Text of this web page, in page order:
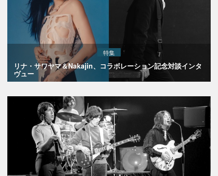
特集
リナ・サワヤマ＆Nakajin、コラボレーション記念対談インタ
ヴュー